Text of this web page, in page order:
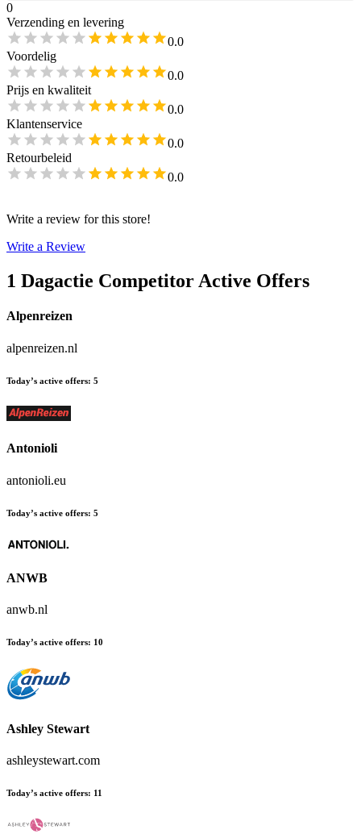
0
Verzending en levering
0.0
Voordelig
0.0
Prijs en kwaliteit
0.0
Klantenservice
0.0
Retourbeleid
0.0
Write a review for this store!
Write a Review
1 Dagactie Competitor Active Offers
Alpenreizen
alpenreizen.nl
Today’s active offers: 5
Antonioli
antonioli.eu
Today’s active offers: 5
ANWB
anwb.nl
Today’s active offers: 10
Ashley Stewart
ashleystewart.com
Today’s active offers: 11